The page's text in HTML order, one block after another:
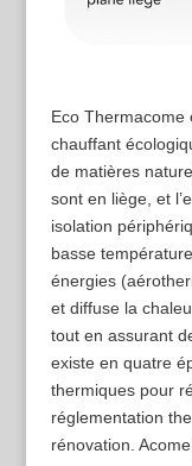
Eco Thermacome
chauffant
de matières
sont en liège, et
isolation
basse
énergies
et diffuse la
tout en assurant
existe en quatre
thermiques pour
réglementation
rénovation.